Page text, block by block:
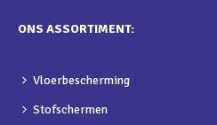
ONS ASSORTIMENT:
Vloerbescherming
Stofschermen